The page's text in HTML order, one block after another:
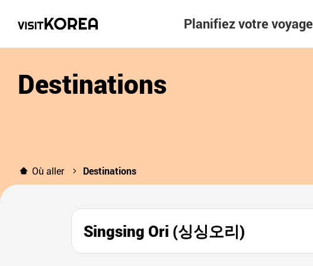
Planifiez votre voyage
Destinations
Où aller Destinations
Singsing Ori (싱싱오리)